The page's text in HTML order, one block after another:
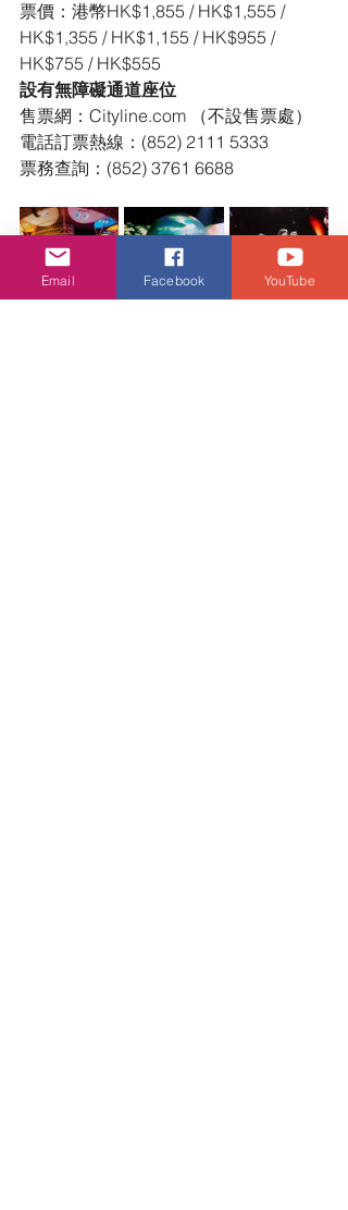
票價：港幣HK$1,855 / HK$1,555 /
HK$1,355 / HK$1,155 / HK$955 /
HK$755 / HK$555
設有無障礙通道座位
售票網：Cityline.com （不設售票處）
電話訂票熱線：(852) 2111 5333
票務查詢：(852) 3761 6688
Email Facebook YouTube